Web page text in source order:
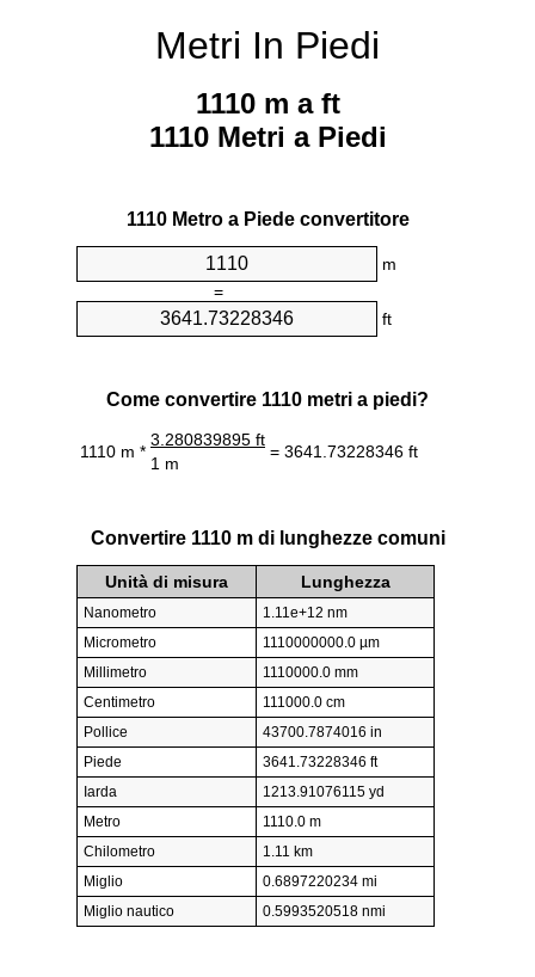
Metri In Piedi
1110 m a ft
1110 Metri a Piedi
1110 Metro a Piede convertitore
m
=
ft
Come convertire 1110 metri a piedi?
1110 m *
3.280839895 ft
= 3641.73228346 ft
1 m
Convertire 1110 m di lunghezze comuni
Unità di misura Lunghezza
Nanometro
1.11e+12 nm
Micrometro
1110000000.0 µm
Millimetro
1110000.0 mm
Centimetro
111000.0 cm
Pollice
43700.7874016 in
Piede
3641.73228346 ft
Iarda
1213.91076115 yd
Metro
1110.0 m
Chilometro
1.11 km
Miglio
0.6897220234 mi
Miglio nautico
0.5993520518 nmi